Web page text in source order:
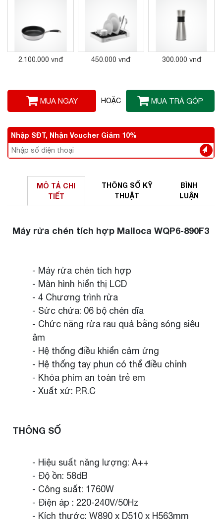
2.100.000 vnđ 450.000 vnđ 300.000 vnđ
MUA NGAY HOẶC MUA TRẢ GÓP
Nhập SĐT, Nhận Voucher Giảm 10%
MÔ TẢ CHI
TIẾT
THÔNG SỐ KỸ
THUẬT
BÌNH
LUẬN
Máy rửa chén tích hợp Malloca WQP6-890F3
- Máy rửa chén tích hợp
- Màn hình hiển thị LCD
- 4 Chương trình rửa
- Sức chứa: 06 bộ chén dĩa
- Chức năng rửa rau quả bằng sóng siêu
âm
- Hệ thống điều khiển cảm ứng
- Hệ thống tay phun có thể điều chỉnh
- Khóa phím an toàn trẻ em
- Xuất xứ: P.R.C
THÔNG SỐ
- Hiệu suất năng lượng: A++
- Độ ồn: 58dB
- Công suất: 1760W
- Điện áp : 220-240V/50Hz
- Kích thước: W890 x D510 x H563mm